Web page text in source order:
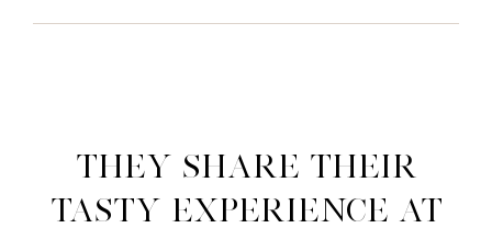
They share their
tasty experience at